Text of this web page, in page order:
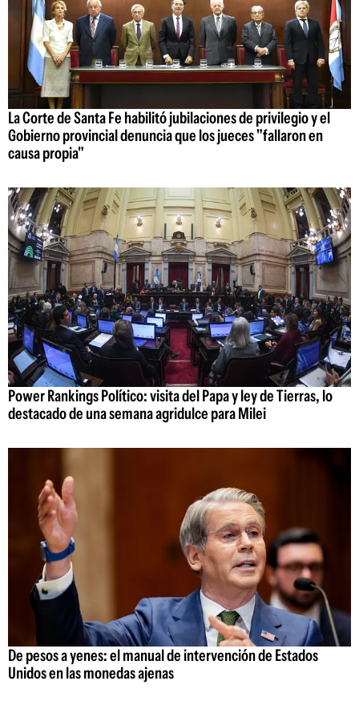
La Corte de Santa Fe habilitó jubilaciones de privilegio y el
Gobierno provincial denuncia que los jueces "fallaron en
causa propia"
Power Rankings Político: visita del Papa y ley de Tierras, lo
destacado de una semana agridulce para Milei
De pesos a yenes: el manual de intervención de Estados
Unidos en las monedas ajenas